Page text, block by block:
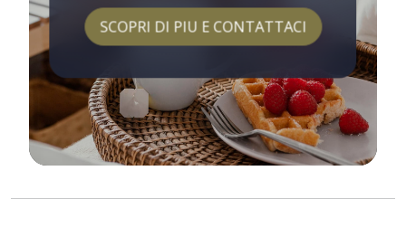
SCOPRI DI PIU E CONTATTACI